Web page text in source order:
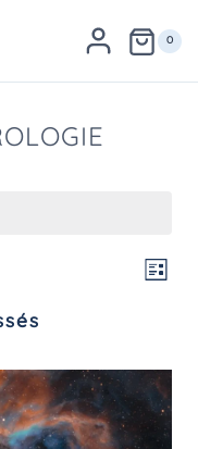
0
Liste